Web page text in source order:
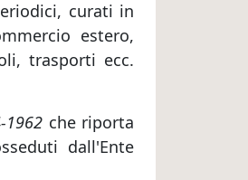
curati in
estero,
trasporti ecc.
1962 che riporta
dall'Ente